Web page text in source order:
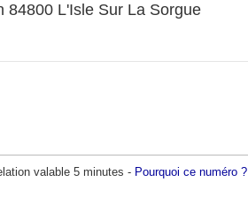
84800 L'Isle Sur La Sorgue
valable 5 minutes - Pourquoi ce numéro ?